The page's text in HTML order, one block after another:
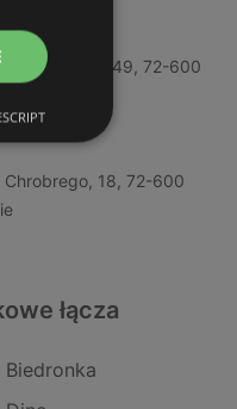
Września 49, 72-600
Chrobrego, 18, 72-600
łącza